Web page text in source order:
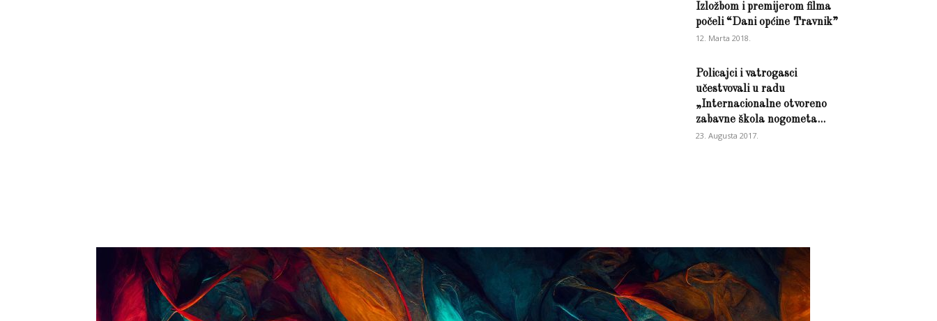
Izložbom i premijerom filma
počeli “Dani općine Travnik”
12. Marta 2018.
Policajci i vatrogasci
učestvovali u radu
„Internacionalne otvoreno
zabavne škola nogometa...
23. Augusta 2017.